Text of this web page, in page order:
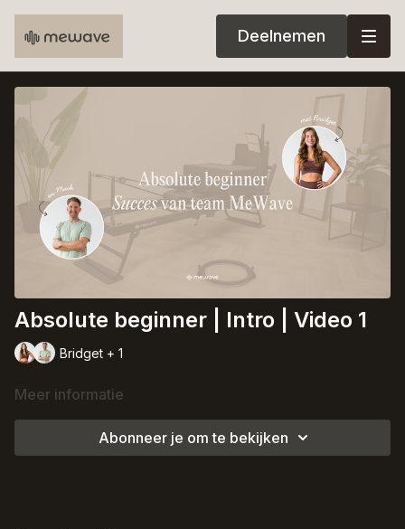
Deelnemen
Absolute beginner | Intro | Video 1
Bridget + 1
Meer informatie
Abonneer je om te bekijken